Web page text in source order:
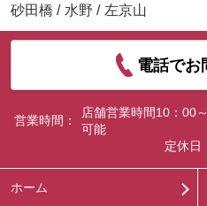
砂田橋 / 水野 / 左京山
電話でお
営業時間：
店舗営業時間10：00
可能
定休日
ホーム